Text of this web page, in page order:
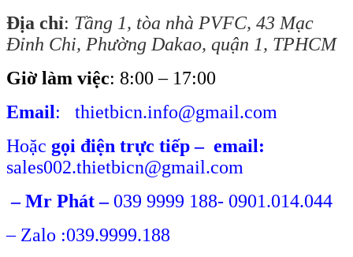
Địa chỉ: Tầng 1, tòa nhà PVFC, 43 Mạc
Đỉnh Chi, Phường Dakao, quận 1, TPHCM
Giờ làm việc: 8:00 – 17:00
Email: thietbicn.info@gmail.com
Hoặc gọi điện trực tiếp– email:
sales002.thietbicn@gmail.com
– Mr Phát – 039 9999 188- 0901.014.044
– Zalo :039.9999.188